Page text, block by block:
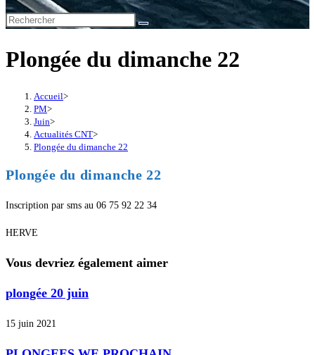
website
search
Plongée du dimanche 22
Accueil>
PM>
Juin>
Actualités CNT>
Plongée du dimanche 22
Plongée du dimanche 22
Inscription par sms au 06 75 92 22 34
HERVE
Vous devriez également aimer
plongée 20 juin
15 juin 2021